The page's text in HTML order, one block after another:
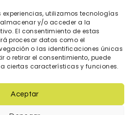
experiencias, utilizamos tecnologías
y/o acceder a la
El consentimiento de estas
procesar datos como el
o las identificaciones únicas
o retirar el consentimiento, puede
ciertas características y funciones.
Aceptar